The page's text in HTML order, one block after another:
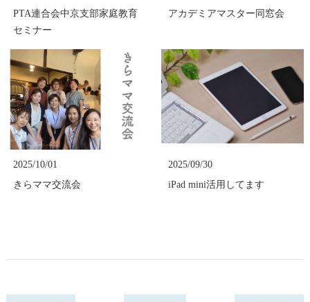
PTA連合会中京支部家庭教育
セミナー
アカデミアマスター同窓会
2025/10/01
きらママ交流会
2025/09/30
iPad mini活用してます